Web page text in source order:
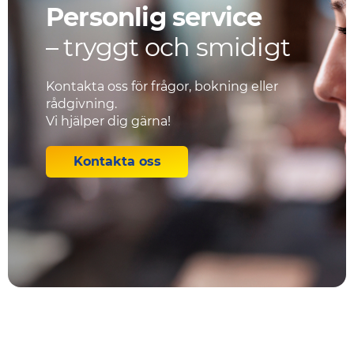
Personlig service
– tryggt och smidigt
Kontakta oss för frågor, bokning eller
rådgivning.
Vi hjälper dig gärna!
Kontakta oss